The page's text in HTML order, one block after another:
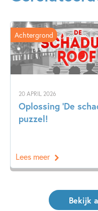
20 APRIL 2026
Oplossing ‘De
puzzel!
Achtergrond
Lees meer
Bekijk